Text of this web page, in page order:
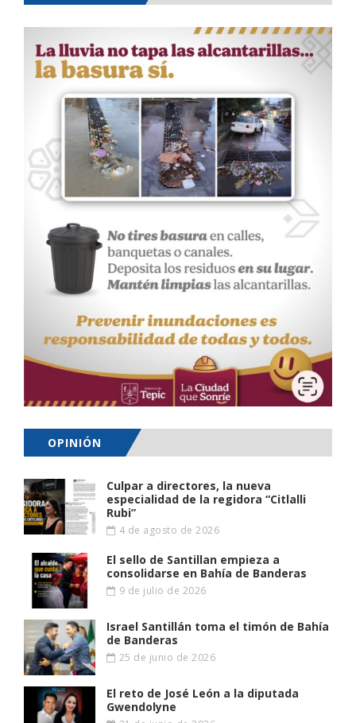
OPINIÓN
Culpar a directores, la nueva
especialidad de la regidora “Citlalli
Rubi”
4 de agosto de 2026
El sello de Santillan empieza a
consolidarse en Bahía de Banderas
9 de julio de 2026
Israel Santillán toma el timón de Bahía
de Banderas
25 de junio de 2026
El reto de José León a la diputada
Gwendolyne